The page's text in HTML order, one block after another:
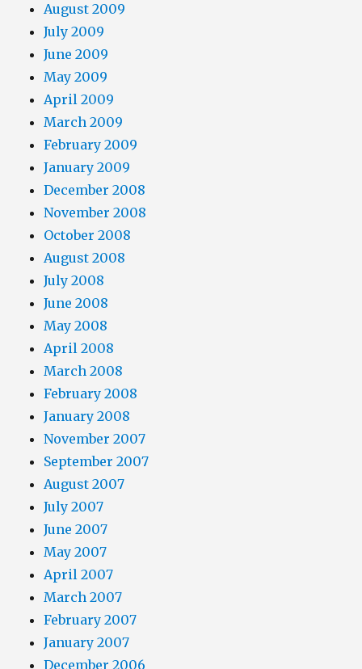
August 2009
July 2009
June 2009
May 2009
April 2009
March 2009
February 2009
January 2009
December 2008
November 2008
October 2008
August 2008
July 2008
June 2008
May 2008
April 2008
March 2008
February 2008
January 2008
November 2007
September 2007
August 2007
July 2007
June 2007
May 2007
April 2007
March 2007
February 2007
January 2007
December 2006